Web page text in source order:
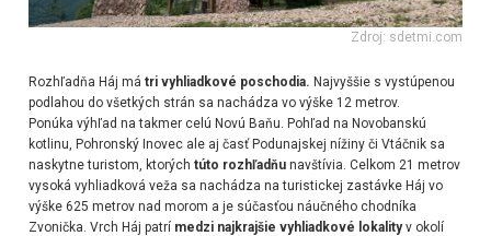
Zdroj: sdetmi.com
Rozhľadňa Háj má tri vyhliadkové poschodia. Najvyššie s vystúpenou
podlahou do všetkých strán sa nachádza vo výške 12 metrov.
Ponúka výhľad na takmer celú Novú Baňu. Pohľad na Novobanskú
kotlinu, Pohronský Inovec ale aj časť Podunajskej nížiny či Vtáčnik sa
naskytne turistom, ktorých túto rozhľadňunavštívia. Celkom 21 metrov
vysoká vyhliadková veža sa nachádza na turistickej zastávke Háj vo
výške 625 metrov nad morom a je súčasťou náučného chodníka
Zvonička. Vrch Háj patrí medzi najkrajšie vyhliadkové lokalityv okolí